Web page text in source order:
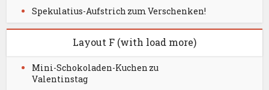
Spekulatius-Aufstrich zum Verschenken!
Layout F (with load more)
Mini-Schokoladen-Kuchen zu
Valentinstag